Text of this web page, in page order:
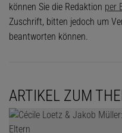
können Sie die Redaktion per
Zuschrift, bitten jedoch um
beantworten können.
ARTIKEL ZUM